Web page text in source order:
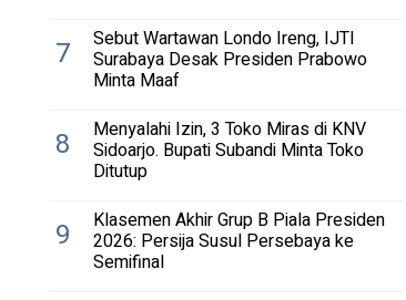
7 Sebut Wartawan Londo Ireng, IJTI
Surabaya Desak Presiden Prabowo
Minta Maaf
8 Menyalahi Izin, 3 Toko Miras di KNV
Sidoarjo. Bupati Subandi Minta Toko
Ditutup
9 Klasemen Akhir Grup B Piala Presiden
2026: Persija Susul Persebaya ke
Semifinal